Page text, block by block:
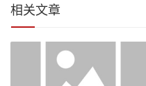
相关文章